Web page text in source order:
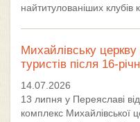
найтитулованіших клубів
Михайлівську
туристів після 16-
14.07.2026
13 липня у Переяславі
комплекс Михайлівської